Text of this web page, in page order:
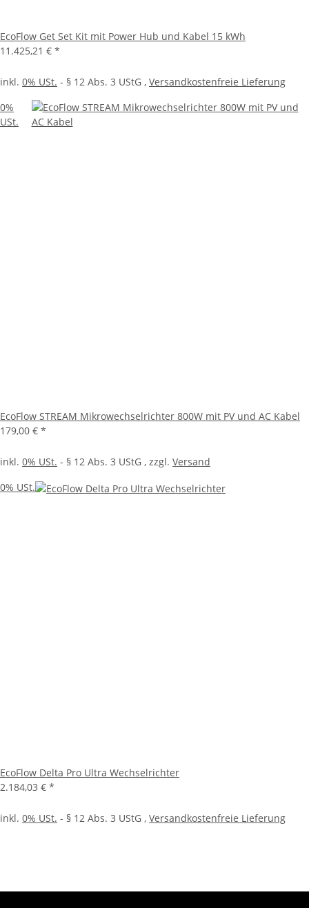
EcoFlow Get Set Kit mit Power Hub und Kabel 15 kWh
11.425,21 € *
inkl. 0% USt. - § 12 Abs. 3 UStG , Versandkostenfreie Lieferung
0%
USt.
EcoFlow STREAM Mikrowechselrichter 800W mit PV und AC Kabel
179,00 € *
inkl. 0% USt. - § 12 Abs. 3 UStG , zzgl. Versand
0% USt.
EcoFlow Delta Pro Ultra Wechselrichter
2.184,03 € *
inkl. 0% USt. - § 12 Abs. 3 UStG , Versandkostenfreie Lieferung